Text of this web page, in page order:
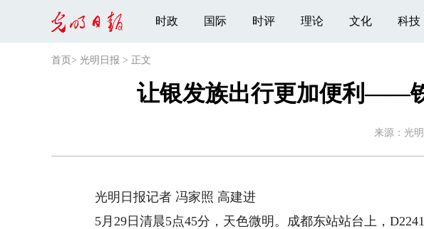
时政 国际 时评 理论 文化 科技
首页 > 光明日报 > 正文
让银发族出行更加便利——
来源： 光
光明日报记者 冯家照 高建进
5月29日清晨5点45分，天色微明。成都东站站台上，